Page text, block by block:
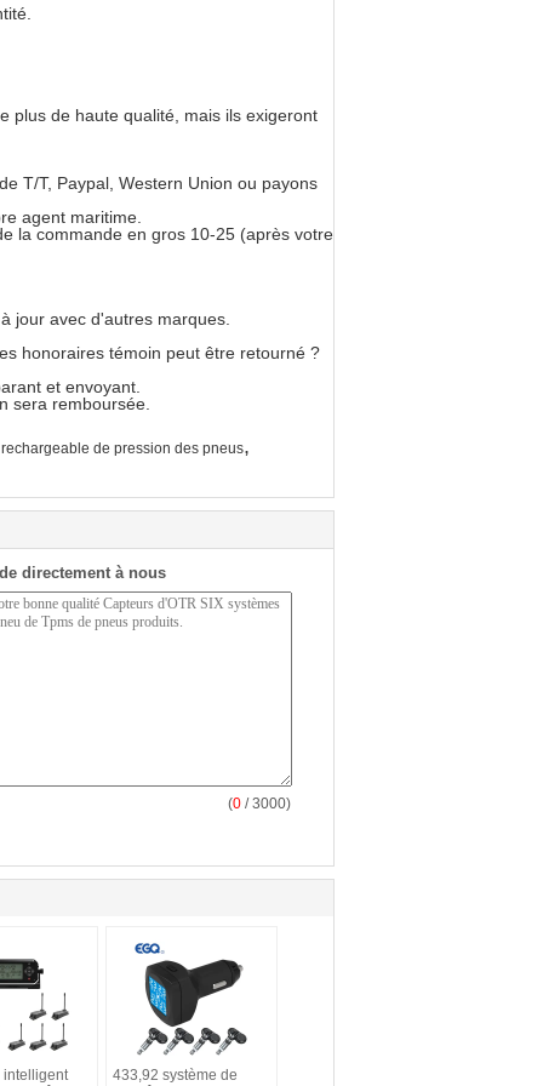
plus de haute qualité, mais ils exigeront
T/T, Paypal, Western Union ou payons
agent maritime.
la commande en gros 10-25 (après votre
jour avec d'autres marques.
honoraires témoin peut être retourné ?
et envoyant.
sera remboursée.
de pression des pneus,
directement à nous
(0 / 3000)
intelligent
433,92 système de